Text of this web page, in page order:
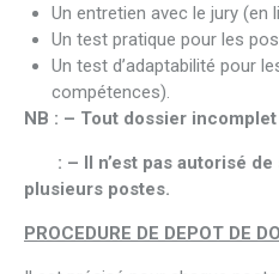
Un entretien avec le jury (en
Un test pratique pour les
Un test d’adaptabilité pour
compétences).
NB : – Tout dossier
: – Il n’est pas autorisé de
plusieurs postes.
PROCEDURE DE DEPOT DE